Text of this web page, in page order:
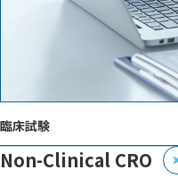
臨床試験
Non-Clinical CRO